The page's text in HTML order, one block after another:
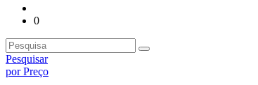
0
Pesquisar
por Preço